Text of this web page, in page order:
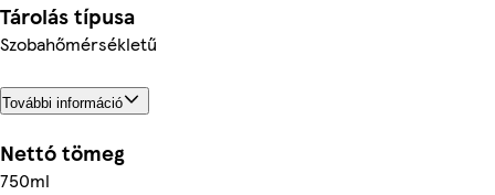
Tárolás típusa
Szobahőmérsékletű
További információ
Nettó tömeg
750ml